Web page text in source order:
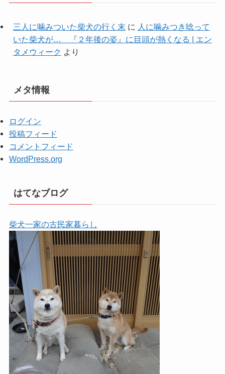
三人に噛みついた柴犬の行く末 に 人に噛みつき唸って
いた柴犬が… 『２年後の姿』に目頭が熱くなる | エン
タメウィーク より
メタ情報
ログイン
投稿フィード
コメントフィード
WordPress.org
はてなブログ
柴犬一家の古民家暮らし